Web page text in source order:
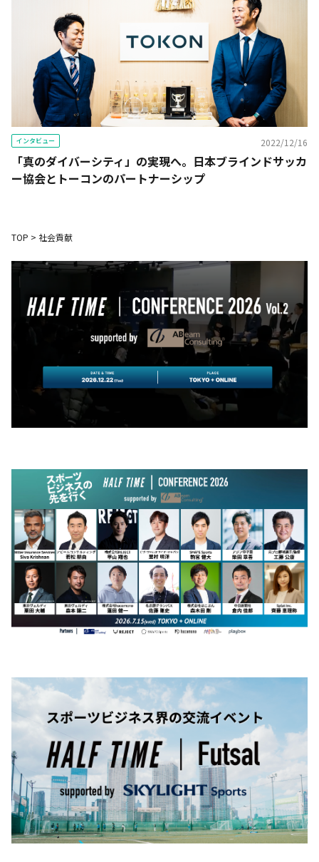
インタビュー 2022/12/16
「真のダイバーシティ」の実現へ。日本ブラインドサッカ
ー協会とトーコンのパートナーシップ
TOP > 社会貢献